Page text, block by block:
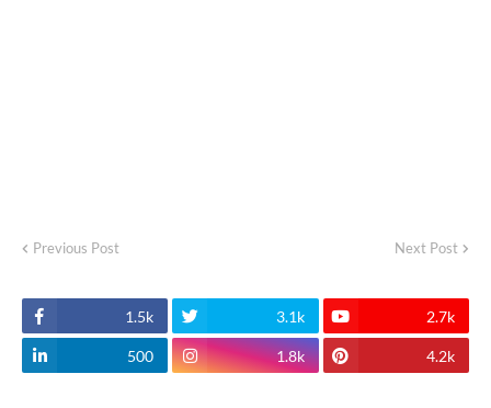
Previous Post Next Post
1.5k 3.1k 2.7k
500 1.8k 4.2k